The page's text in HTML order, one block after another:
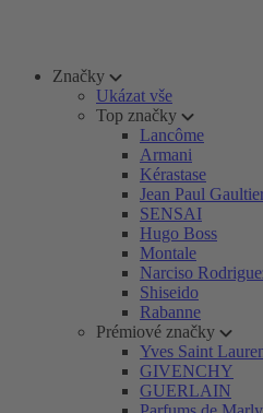
Značky
Ukázat vše
Top značky
Lancôme
Armani
Kérastase
Jean Paul
SENSAI
Hugo Boss
Montale
Narciso
Shiseido
Rabanne
Prémiové značky
Yves Saint
GIVENCHY
GUERLAIN